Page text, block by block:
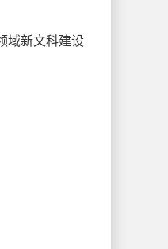
域新文科建设